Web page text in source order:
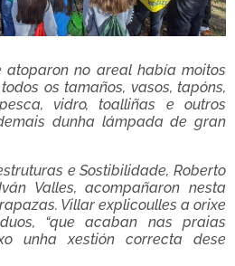
atoparon no areal había moitos
os tamaños, vasos, tapóns,
vidro, toalliñas e outros
dunha lámpada de gran
e Sostibilidade, Roberto
Valles, acompañaron nesta
Villar explicoulles a orixe
“que acaban nas praias
unha xestión correcta dese